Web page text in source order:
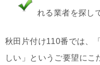
れる業者を探し
秋田片付け110番では、
しい」というご要望にこ